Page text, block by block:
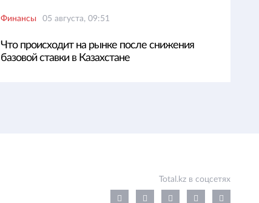
Финансы 05 августа, 09:51
Что происходит на рынке после снижения
базовой ставки в Казахстане
Total.kz в соцсетях